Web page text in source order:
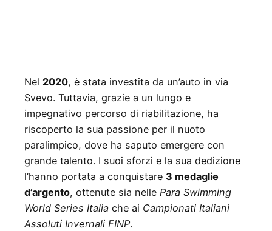
Nel 2020, è stata investita da un’auto in via
Svevo. Tuttavia, grazie a un lungo e
impegnativo percorso di riabilitazione, ha
riscoperto la sua passione per il nuoto
paralimpico, dove ha saputo emergere con
grande talento. I suoi sforzi e la sua dedizione
l’hanno portata a conquistare 3 medaglie
d’argento, ottenute sia nelle Para Swimming
World Series Italia che ai Campionati Italiani
Assoluti Invernali FINP.